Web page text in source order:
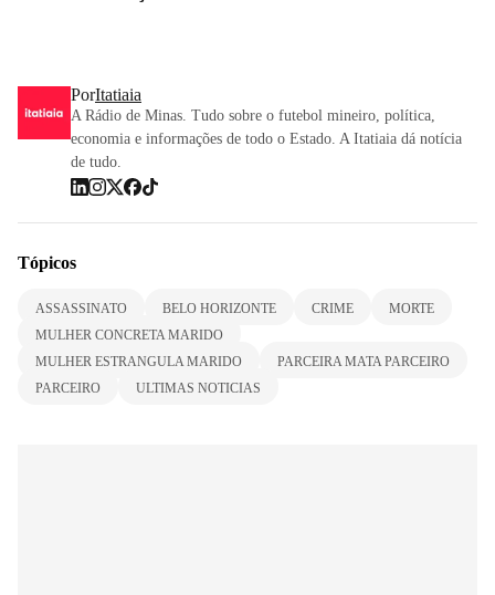
PorItatiaia
A Rádio de Minas. Tudo sobre o futebol mineiro, política,
economia e informações de todo o Estado. A Itatiaia dá notícia
de tudo.
Tópicos
ASSASSINATO BELO HORIZONTE CRIME
MORTE
MULHER CONCRETA MARIDO
MULHER ESTRANGULA MARIDO
PARCEIRA MATA PARCEIRO
PARCEIRO
ULTIMAS NOTICIAS